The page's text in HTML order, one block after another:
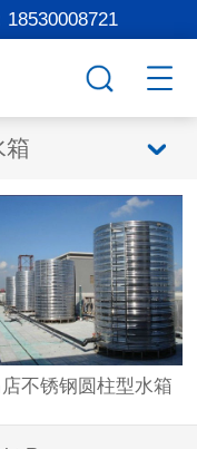
18530008721
箱
不锈钢圆柱型水箱